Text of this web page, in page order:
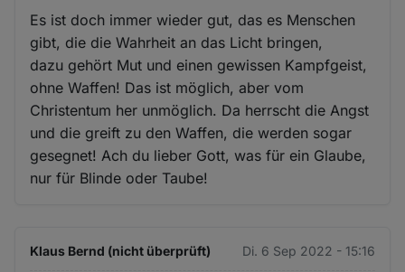
Es ist doch immer wieder gut, das es Menschen
gibt, die die Wahrheit an das Licht bringen,
dazu gehört Mut und einen gewissen Kampfgeist,
ohne Waffen! Das ist möglich, aber vom
Christentum her unmöglich. Da herrscht die Angst
und die greift zu den Waffen, die werden sogar
gesegnet! Ach du lieber Gott, was für ein Glaube,
nur für Blinde oder Taube!
Klaus Bernd (nicht überprüft) Di. 6 Sep 2022 - 15:16